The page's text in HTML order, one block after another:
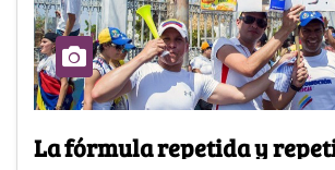
La fórmula repetida y